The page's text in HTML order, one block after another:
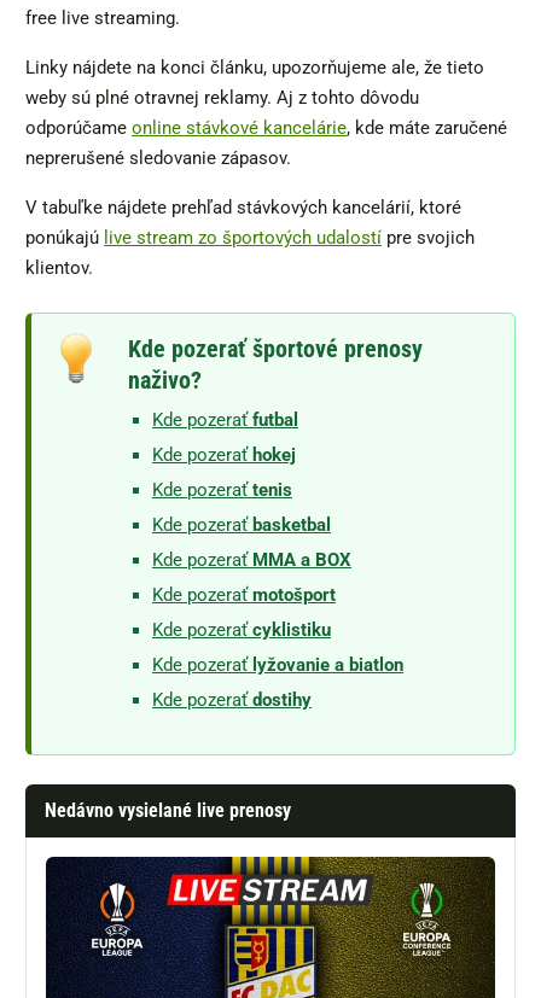
free live streaming.
Linky nájdete na konci článku, upozorňujeme ale, že tieto
weby sú plné otravnej reklamy. Aj z tohto dôvodu
odporúčame online stávkové kancelárie, kde máte zaručené
neprerušené sledovanie zápasov.
V tabuľke nájdete prehľad stávkových kancelárií, ktoré
ponúkajú live stream zo športových udalostí pre svojich
klientov.
Kde pozerať športové prenosy
naživo?
Kde pozeraťfutbal
Kde pozerať hokej
Kde pozeraťtenis
Kde pozerať basketbal
Kde pozerať MMA a BOX
Kde pozeraťmotošport
Kde pozeraťcyklistiku
Kde pozerať lyžovanie a biatlon
Kde pozeraťdostihy
Nedávno vysielané live prenosy